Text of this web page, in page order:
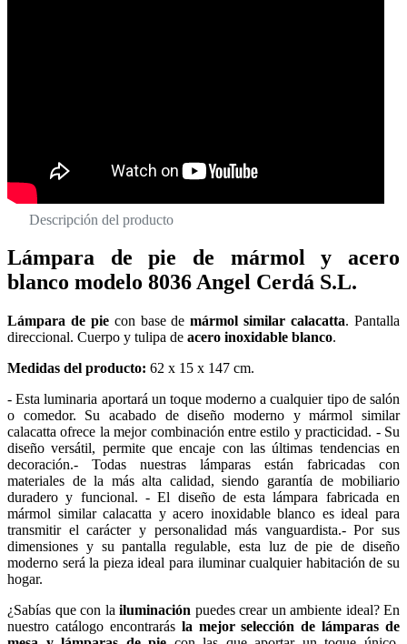
Descripción del producto
Lámpara de pie de mármol y acero
blanco modelo 8036 Angel Cerdá S.L.
Lámpara de piecon base demármol similar calacatta. Pantalla
direccional. Cuerpo y tulipa de acero inoxidable blanco.
Medidas del producto: 62 x 15 x 147 cm.
- Esta luminaria aportará un toque moderno a cualquier tipo de salón
o comedor. Su acabado de diseño moderno y mármol similar
calacatta ofrece la mejor combinación entre estilo y practicidad. - Su
diseño versátil, permite que encaje con las últimas tendencias en
decoración.- Todas nuestras lámparas están fabricadas con
materiales de la más alta calidad, siendo garantía de mobiliario
duradero y funcional. - El diseño de esta lámpara fabricada en
mármol similar calacatta y acero inoxidable blanco es ideal para
transmitir el carácter y personalidad más vanguardista.- Por sus
dimensiones y su pantalla regulable, esta luz de pie de diseño
moderno será la pieza ideal para iluminar cualquier habitación de su
hogar.
¿Sabías que con la iluminación puedes crear un ambiente ideal? En
nuestro catálogo encontrarás la mejor selección de lámparas de